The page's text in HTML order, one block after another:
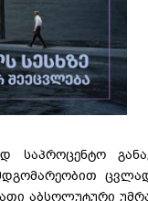
საპროცენტო
აბსოლუტური